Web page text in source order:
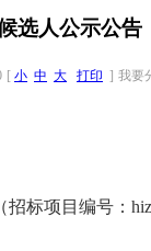
选人公示公告
[ 小 中 大 打印 ] 我要
项目编号：